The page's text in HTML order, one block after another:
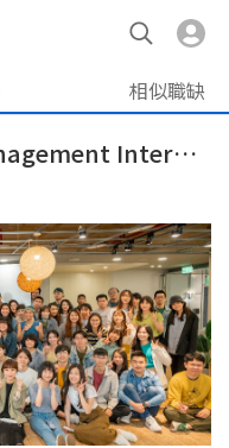
相似職缺
SurveyCake Product Management Intern 產品管理實習生